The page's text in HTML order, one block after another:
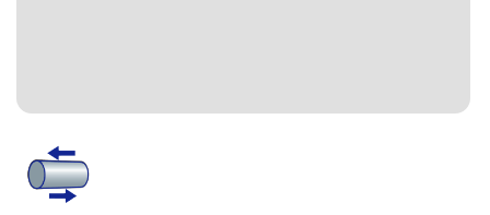
Уплотнение поршня из полиуретана
c отличным статическим
и динамическим уплотнительным
эффектом